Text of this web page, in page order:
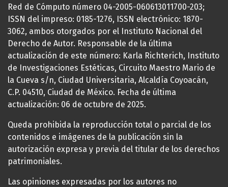
Red de Cómputo número 04-2005-060613011700-203;
ISSN del impreso: 0185-1276, ISSN electrónico: 1870-
3062, ambos otorgados por el Instituto Nacional del
Derecho de Autor. Responsable de la última
actualización de este número: Karla Richterich, Instituto
de Investigaciones Estéticas, Circuito Maestro Mario de
la Cueva s/n, Ciudad Universitaria, Alcaldía Coyoacán,
C.P. 04510, Ciudad de México. Fecha de última
actualización: 06 de octubre de 2025.
Queda prohibida la reproducción total o parcial de los
contenidos e imágenes de la publicación sin la
autorización expresa y previa del titular de los derechos
patrimoniales.
Las opiniones expresadas por los autores no